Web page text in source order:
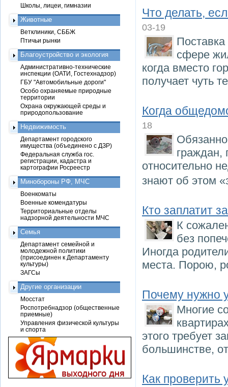
Что делать,
03-19
сфере
когда вместо
получает чуть
Когда
18
граждан,
относительно
знают об этом
Кто заплатит
К
без
Иногда
места. Порою,
Почему нужно
Многие
этого требует
большинстве,
Как
Школы, лицеи, гимназии
Животные
Ветклиники, СББЖ
Птичьи рынки
Благоустройство и экология
Административно-технические
инспекции (ОАТИ, Гостехнадзор)
ГБУ "Автомобильные дороги"
Особо охраняемые природные
территории
Охрана окружающей среды и
природопользование
Недвижимость
Департамент городского
имущества (объединено с ДЗР)
Федеральная служба гос.
регистрации, кадастра и
картографии Росреестр
Минобороны РФ, МЧС
Военкоматы
Военные комендатуры
Территориальные отделы
надзорной деятельности МЧС
Семья
Департамент семейной и
молодежной политики
(присоединен к Департаменту
культуры)
ЗАГСы
Другие организации
Мосстат
Роспотребнадзор (общественные
приемные)
Управления физической культуры
и спорта